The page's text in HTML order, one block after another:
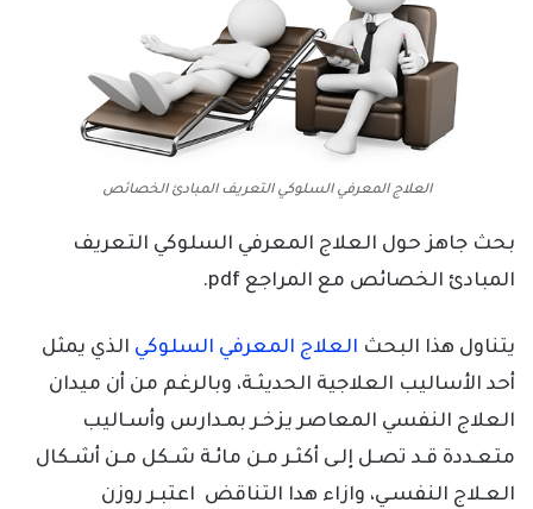
العلاج المعرفي السلوكي التعريف المبادئ الخصائص
بحث جاهز حول العلاج المعرفي السلوكي التعريف
المبادئ الخصائص مع المراجع pdf.
يتناول هذا البحث العلاج المعرفي السلوكي الذي يمثل
أحد الأساليب العلاجية الحديثـة، وبالرغم من أن ميدان
العلاج النفسي المعاصر يزخـر بمـدارس وأسـاليب
متعـددة قـد تصـل إلـى أكثـر مـن مائـة شـكل مـن أشـكال
العـلاج النفسـي، وازاء هدا التناقض اعتبـر روزن